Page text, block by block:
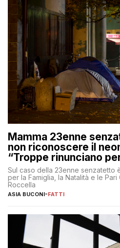
Mamma 23enne
non riconoscere il
“Troppe rinunciano
Sul caso della 23enne senzatetto
per la Famiglia, la Natalità e le
Roccella
ASIA BUCONI-FATTI